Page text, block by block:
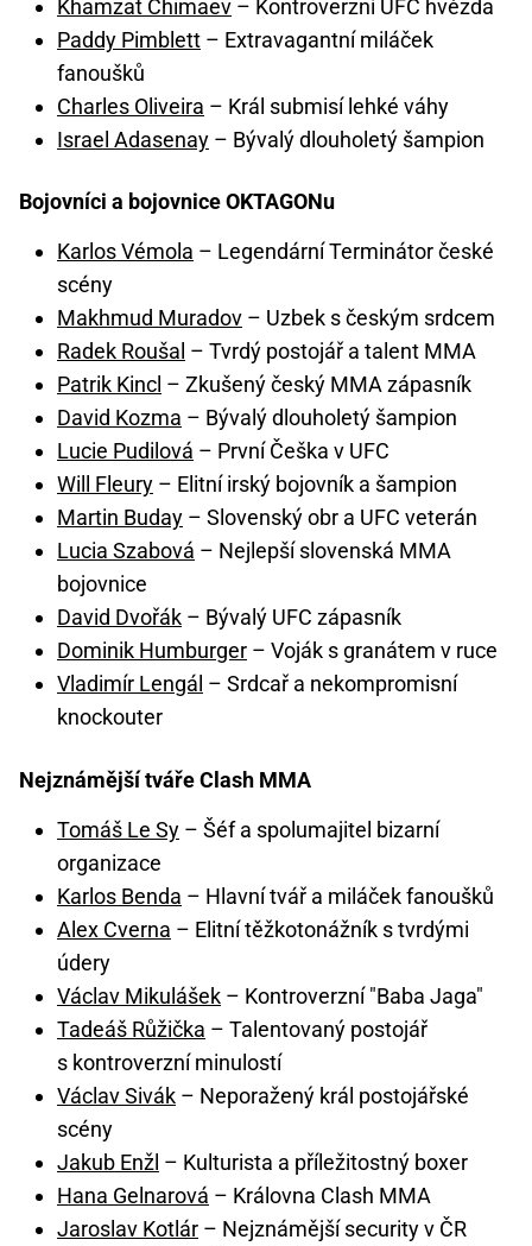
Khamzat Chimaev – Kontroverzní UFC hvězda
Paddy Pimblett – Extravagantní miláček
fanoušků
Charles Oliveira – Král submisí lehké váhy
Israel Adasenay – Bývalý dlouholetý šampion
Bojovníci a bojovnice OKTAGONu
Karlos Vémola – Legendární Terminátor české
scény
Makhmud Muradov – Uzbek s českým srdcem
Radek Roušal – Tvrdý postojář a talent MMA
Patrik Kincl – Zkušený český MMA zápasník
David Kozma – Bývalý dlouholetý šampion
Lucie Pudilová – První Češka v UFC
Will Fleury – Elitní irský bojovník a šampion
Martin Buday – Slovenský obr a UFC veterán
Lucia Szabová – Nejlepší slovenská MMA
bojovnice
David Dvořák – Bývalý UFC zápasník
Dominik Humburger – Voják s granátem v ruce
Vladimír Lengál – Srdcař a nekompromisní
knockouter
Nejznámější tváře Clash MMA
Tomáš Le Sy – Šéf a spolumajitel bizarní
organizace
Karlos Benda – Hlavní tvář a miláček fanoušků
Alex Cverna – Elitní těžkotonážník s tvrdými
údery
Václav Mikulášek – Kontroverzní "Baba Jaga"
Tadeáš Růžička – Talentovaný postojář
s kontroverzní minulostí
Václav Sivák – Neporažený král postojářské
scény
Jakub Enžl – Kulturista a příležitostný boxer
Hana Gelnarová – Královna Clash MMA
Jaroslav Kotlár – Nejznámější security v ČR